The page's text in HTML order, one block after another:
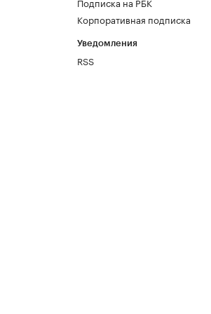
Корпоративная подписка
Уведомления
RSS